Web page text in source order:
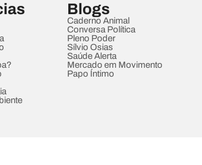
Blogs
Caderno Animal
Conversa Política
Pleno Poder
Sílvio Osias
Saúde Alerta
Mercado em Movimento
Papo Íntimo